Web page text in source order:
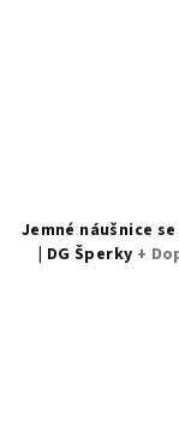
Jemné náušnice
| DG Šperky +